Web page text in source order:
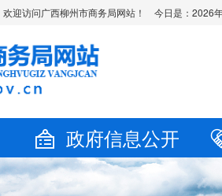
欢迎访问广西柳州市商务局网站！ 今日是： 2026
政府信息公开